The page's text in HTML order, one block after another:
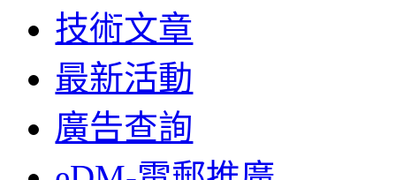
技術文章
最新活動
廣告查詢